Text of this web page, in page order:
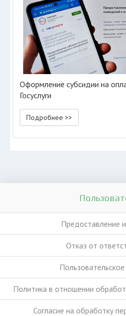
Оформление субсидии на
Госуслуги
Подробнее >>
Предоставление
Отказ от
Политика в отношении
Согласие на обработку